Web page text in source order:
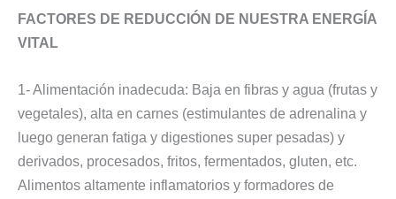
FACTORES DE REDUCCIÓN DE NUESTRA ENERGÍA
VITAL
1- Alimentación inadecuda: Baja en fibras y agua (frutas y
vegetales), alta en carnes (estimulantes de adrenalina y
luego generan fatiga y digestiones super pesadas) y
derivados, procesados, fritos, fermentados, gluten, etc.
Alimentos altamente inflamatorios y formadores de